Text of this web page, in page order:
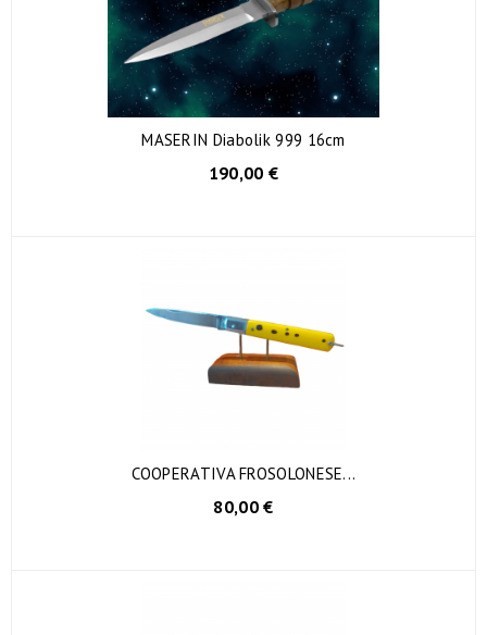
MASERIN Diabolik 999 16cm
190,00 €
COOPERATIVA FROSOLONESE...
80,00 €